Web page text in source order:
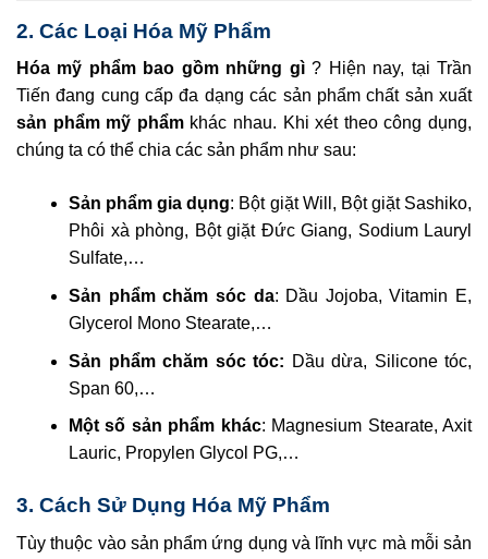
2. Các Loại Hóa Mỹ Phẩm
Hóa mỹ phẩm bao gồm những gì? Hiện nay, tại Trần
Tiến đang cung cấp đa dạng các sản phẩm chất sản xuất
sản phẩm mỹ phẩmkhác nhau. Khi xét theo công dụng,
chúng ta có thể chia các sản phẩm như sau:
Sản phẩm gia dụng: Bột giặt Will, Bột giặt Sashiko,
Phôi xà phòng, Bột giặt Đức Giang, Sodium Lauryl
Sulfate,…
Sản phẩm chăm sóc da: Dầu Jojoba, Vitamin E,
Glycerol Mono Stearate,…
Sản phẩm chăm sóc tóc: Dầu dừa, Silicone tóc,
Span 60,…
Một số sản phẩm khác: Magnesium Stearate, Axit
Lauric, Propylen Glycol PG,…
3. Cách Sử Dụng Hóa Mỹ Phẩm
Tùy thuộc vào sản phẩm ứng dụng và lĩnh vực mà mỗi sản